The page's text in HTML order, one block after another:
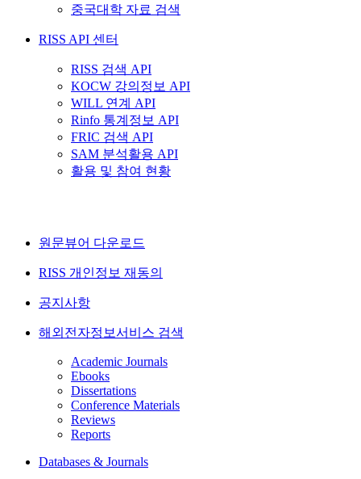
중국대학 자료 검색
RISS API 센터
RISS 검색 API
KOCW 강의정보 API
WILL 연계 API
Rinfo 통계정보 API
FRIC 검색 API
SAM 분석활용 API
활용 및 참여 현황
원문뷰어 다운로드
RISS 개인정보 재동의
공지사항
해외전자정보서비스 검색
Academic Journals
Ebooks
Dissertations
Conference Materials
Reviews
Reports
Databases & Journals